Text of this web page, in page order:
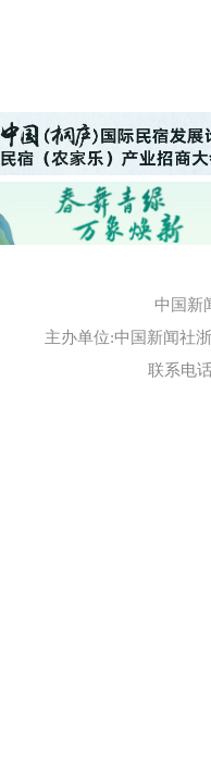
中国新
主办单位:中国新闻社
联系电